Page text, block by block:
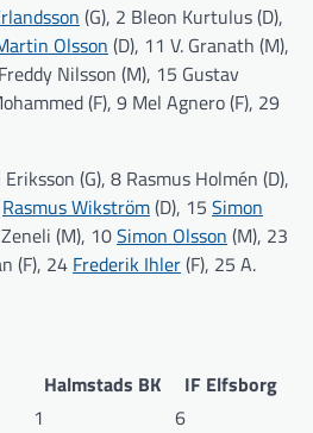
(G), 2 Bleon Kurtulus (D),
Olsson (D), 11 V. Granath (M),
Nilsson (M), 15 Gustav
(F), 9 Mel Agnero (F), 29
(G), 8 Rasmus Holmén (D),
Rasmus Wikström(D), 15 Simon
(M), 10Simon Olsson (M), 23
(F), 24 Frederik Ihler(F), 25 A.
Halmstads BK
IF Elfsborg
1
6